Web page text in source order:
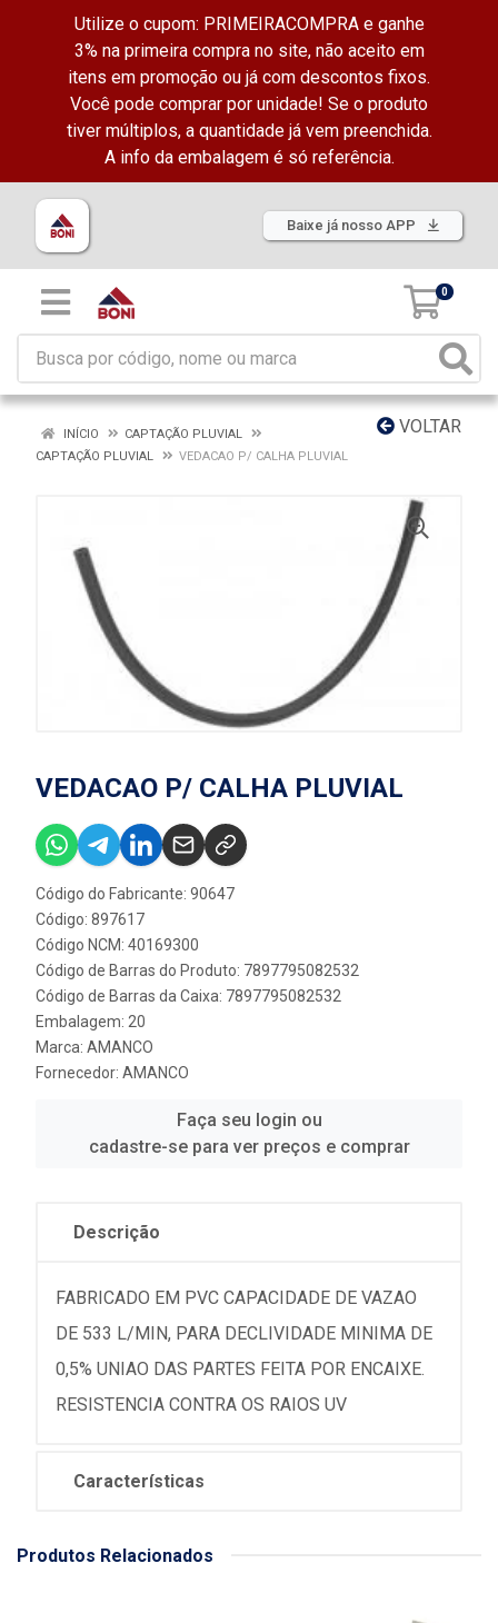
Utilize o cupom: PRIMEIRACOMPRA e ganhe
3% na primeira compra no site, não aceito em
itens em promoção ou já com descontos fixos.
Você pode comprar por unidade! Se o produto
tiver múltiplos, a quantidade já vem preenchida.
A info da embalagem é só referência.
Baixe já nosso APP
0
VOLTAR
INÍCIO
CAPTAÇÃO PLUVIAL
CAPTAÇÃO PLUVIAL
VEDACAO P/ CALHA PLUVIAL
VEDACAO P/ CALHA PLUVIAL
Código do Fabricante: 90647
Código: 897617
Código NCM: 40169300
Código de Barras do Produto: 7897795082532
Código de Barras da Caixa: 7897795082532
Embalagem: 20
Marca: AMANCO
Fornecedor: AMANCO
Faça seu login ou
cadastre-se para ver preços e comprar
Descrição
FABRICADO EM PVC CAPACIDADE DE VAZAO
DE 533 L/MIN, PARA DECLIVIDADE MINIMA DE
0,5% UNIAO DAS PARTES FEITA POR ENCAIXE.
RESISTENCIA CONTRA OS RAIOS UV
Características
Produtos Relacionados